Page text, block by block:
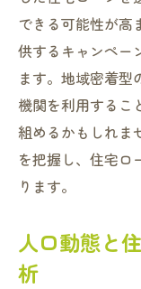
新築と
住宅ロ
イミング
市場動
枚方市
入の最
理想の住宅
住宅ロ
できる可能性が高
供するキャンペー
ます。地域密着
機関を利用するこ
組めるかもしれま
を把握し、住宅ロ
ります。
人口動態と
析